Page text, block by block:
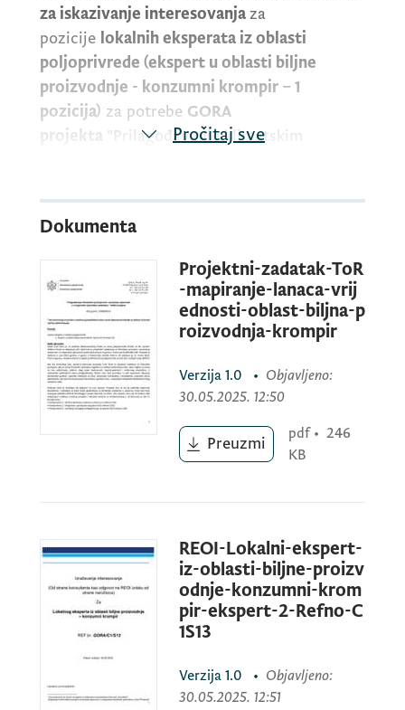
za iskazivanje interesovanjaza
pozicije lokalnih eksperata iz oblasti
poljoprivrede (ekspert u oblasti biljne
proizvodnje - konzumni krompir – 1
pozicija) za potrebe GORA
projekta "Prilagođavanje klimatskim
okviruKomponente 1.
Pročitaj sve
Dokumenta
Projektni-zadatak-ToR
-mapiranje-lanaca-vrij
ednosti-oblast-biljna-p
roizvodnja-krompir
Verzija 1.0 • Objavljeno:
30.05.2025. 12:50
Preuzmi
pdf • 246
KB
REOI-Lokalni-ekspert-
iz-oblasti-biljne-proizv
odnje-konzumni-krom
pir-ekspert-2-Refno-C
1S13
Verzija 1.0 • Objavljeno:
30.05.2025. 12:51